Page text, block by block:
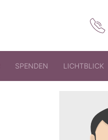
SPENDEN LICHTBLICK